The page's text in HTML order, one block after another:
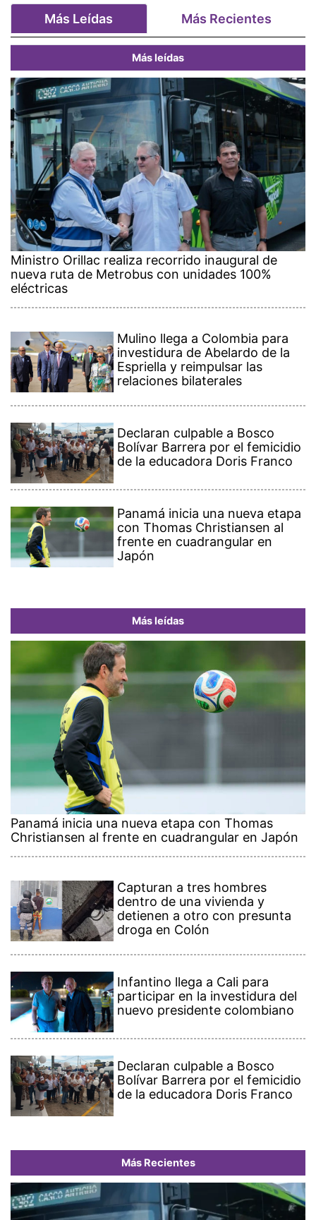
Más Leídas Más Recientes
Más leídas
Ministro Orillac realiza recorrido inaugural de
nueva ruta de Metrobus con unidades 100%
eléctricas
Mulino llega a Colombia para
investidura de Abelardo de la
Espriella y reimpulsar las
relaciones bilaterales
Declaran culpable a Bosco
Bolívar Barrera por el femicidio
de la educadora Doris Franco
Panamá inicia una nueva etapa
con Thomas Christiansen al
frente en cuadrangular en
Japón
Más leídas
Panamá inicia una nueva etapa con Thomas
Christiansen al frente en cuadrangular en Japón
Capturan a tres hombres
dentro de una vivienda y
detienen a otro con presunta
droga en Colón
Infantino llega a Cali para
participar en la investidura del
nuevo presidente colombiano
Declaran culpable a Bosco
Bolívar Barrera por el femicidio
de la educadora Doris Franco
Más Recientes